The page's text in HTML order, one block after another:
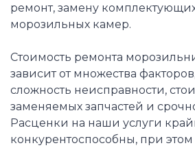
ремонт, замену
морозильных камер.
Стоимость ремонта
зависит от множества
сложность неисправности,
заменяемых запчастей и
Расценки на наши услуги
конкурентоспособны, при